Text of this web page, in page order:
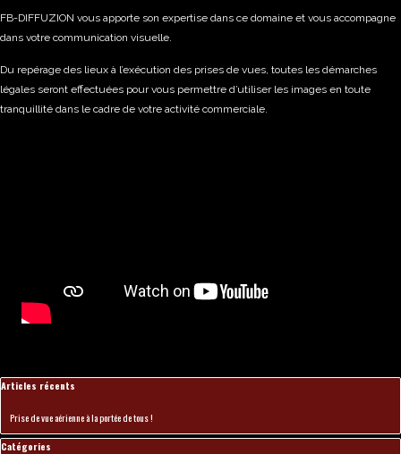
FB-DIFFUZION vous apporte son expertise dans ce domaine et vous accompagne
dans votre communication visuelle.
Du repérage des lieux à l’exécution des prises de vues, toutes les démarches
légales seront effectuées pour vous permettre d’utiliser les images en toute
tranquillité dans le cadre de votre activité commerciale.
Sauter le bloc Articles récents
Articles récents
Prise de vue aérienne à la portée de tous !
Sauter le bloc Catégories
Catégories